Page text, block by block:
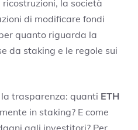
la società
di modificare fondi
quanto riguarda la
da staking e le regole sui
trasparenza: quanti ETH
in staking? E come